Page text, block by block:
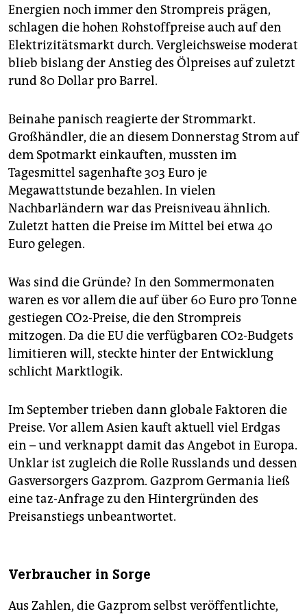
Energien noch immer den Strompreis prägen,
schlagen die hohen Rohstoffpreise auch auf den
Elektrizitätsmarkt durch. Vergleichsweise moderat
blieb bislang der Anstieg des Ölpreises auf zuletzt
rund 80 Dollar pro Barrel.
Beinahe panisch reagierte der Strommarkt.
Großhändler, die an diesem Donnerstag Strom auf
dem Spotmarkt einkauften, mussten im
Tagesmittel sagenhafte 303 Euro je
Megawattstunde bezahlen. In vielen
Nachbarländern war das Preisniveau ähnlich.
Zuletzt hatten die Preise im Mittel bei etwa 40
Euro gelegen.
Was sind die Gründe? In den Sommermonaten
waren es vor allem die auf über 60 Euro pro Tonne
gestiegen CO2-Preise, die den Strompreis
mitzogen. Da die EU die verfügbaren CO2-Budgets
limitieren will, steckte hinter der Entwicklung
schlicht Marktlogik.
Im September trieben dann globale Faktoren die
Preise. Vor allem Asien kauft aktuell viel Erdgas
ein – und verknappt damit das Angebot in Europa.
Unklar ist zugleich die Rolle Russlands und dessen
Gasversorgers Gazprom. Gazprom Germania ließ
eine taz-Anfrage zu den Hintergründen des
Preisanstiegs unbeantwortet.
Verbraucher in Sorge
Aus Zahlen, die Gazprom selbst veröffentlichte,